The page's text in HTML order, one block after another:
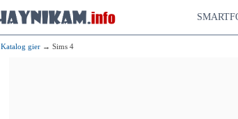
Katalog gier → Sims 4